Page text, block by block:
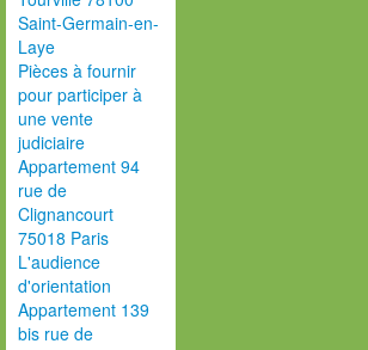
Saint-Germain-en-
Laye
Pièces à fournir
pour participer à
une vente
judiciaire
Appartement 94
rue de
Clignancourt
75018 Paris
L'audience
d'orientation
Appartement 139
bis rue de